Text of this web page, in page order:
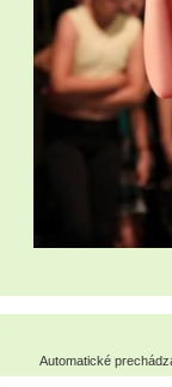
Automatické